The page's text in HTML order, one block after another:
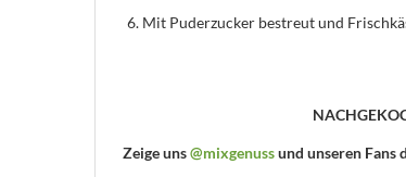
Mit Puderzucker bestreut und
Zeige uns@mixgenussund unseren Fans